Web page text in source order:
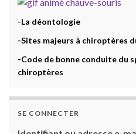
-La déontologie
-Sites majeurs à chiroptères
-Code de bonne conduite du
chiroptères
SE CONNECTER